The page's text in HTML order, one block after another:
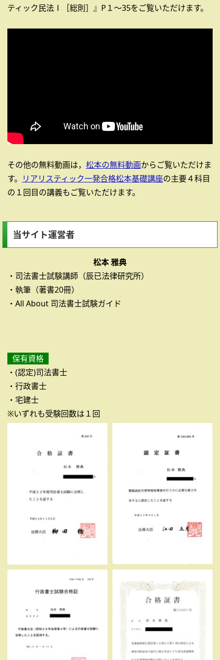
ティック民法Ⅰ［総則］』P１～35をご覧いただけます。
その他の無料動画は， 松本の無料動画からご覧いただけま
す。 リアリスティック一発合格松本基礎講座の主要４科目
の１回目の講義もご覧いただけます。
当サイト運営者
松本 雅典
・司法書士試験講師（辰已法律研究所）
・執筆（著書20冊）
・All About 司法書士試験ガイド
保有資格
・(認定)司法書士
・行政書士
・宅建士
※いずれも受験回数は１回